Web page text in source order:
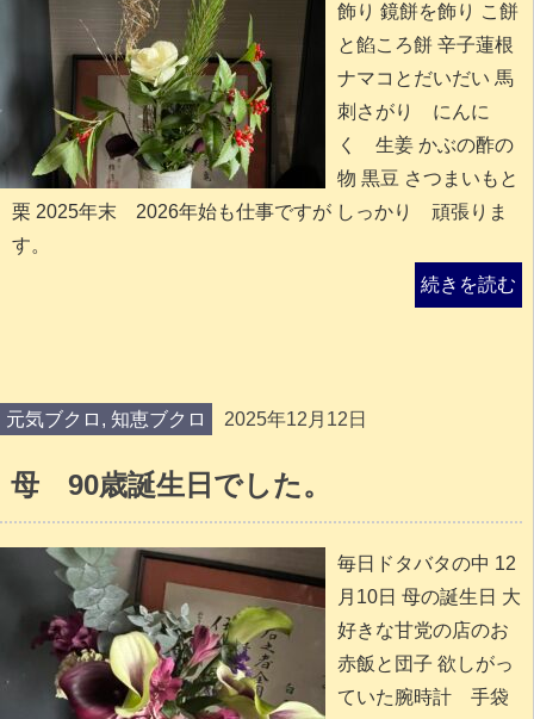
飾り 鏡餅を飾り こ餅
と餡ころ餅 辛子蓮根
ナマコとだいだい 馬
刺さがり にんに
く 生姜 かぶの酢の
物 黒豆 さつまいもと
栗 2025年末 2026年始も仕事ですが しっかり 頑張りま
す。
続きを読む
元気ブクロ , 知恵ブクロ 2025年12月12日
母 90歳誕生日でした。
毎日ドタバタの中 12
月10日 母の誕生日 大
好きな甘党の店のお
赤飯と団子 欲しがっ
ていた腕時計 手袋